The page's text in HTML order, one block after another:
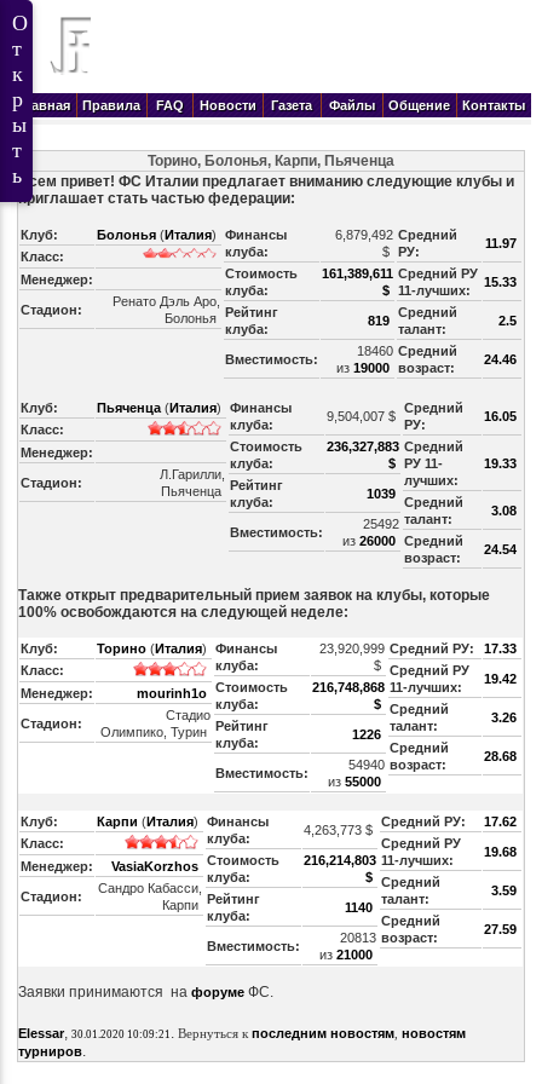
Главная Правила FAQ Новости Газета Файлы Общение Контакты
Торино, Болонья, Карпи, Пьяченца
Всем привет! ФС Италии предлагает вниманию следующие клубы и
приглашает стать частью федерации:
Клуб: Болонья(Италия)
Класс:
Менеджер:
Стадион:
Ренато Дэль Аро,
Болонья
Финансы
клуба:
6,879,492
$
Стоимость
клуба:
161,389,611
$
Рейтинг
клуба:
819
Вместимость:
18460
из 19000
Средний
РУ:
11.97
Средний РУ
11-лучших:
15.33
Средний
талант:
2.5
Средний
возраст:
24.46
Клуб: Пьяченца(Италия)
Класс:
Менеджер:
Стадион:
Л.Гарилли,
Пьяченца
Финансы
клуба:
9,504,007 $
Стоимость
клуба:
236,327,883
$
Рейтинг
клуба:
1039
Вместимость:
25492
из 26000
Средний
РУ:
16.05
Средний
РУ 11-
лучших:
19.33
Средний
талант:
3.08
Средний
возраст:
24.54
Также открыт предварительный прием заявок на клубы, которые
100% освобождаются на следующей неделе:
Клуб: Торино(Италия)
Класс:
Менеджер:
mourinh1o
Стадион:
Стадио
Олимпико, Турин
Финансы
клуба:
23,920,999
$
Стоимость
клуба:
216,748,868
$
Рейтинг
клуба:
1226
Вместимость:
54940
из 55000
Средний РУ:
17.33
Средний РУ
11-лучших:
19.42
Средний
талант:
3.26
Средний
возраст:
28.68
Клуб: Карпи (Италия)
Класс:
Менеджер:
VasiaKorzhos
Стадион:
Сандро Кабасси,
Карпи
Финансы
клуба:
4,263,773 $
Стоимость
клуба:
216,214,803
$
Рейтинг
клуба:
1140
Вместимость:
20813
из 21000
Средний РУ:
17.62
Средний РУ
11-лучших:
19.68
Средний
талант:
3.59
Средний
возраст:
27.59
Заявки принимаются на форуме ФС.
Elessar, 30.01.2020 10:09:21 . Вернуться к последним новостям, новостям
турниров.